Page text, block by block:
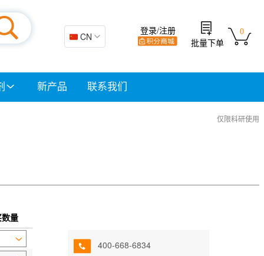
🇨🇳 CN
0
批量下单
登录/注册
新产品 联系我们
仅限科研使用
量
400-668-6834